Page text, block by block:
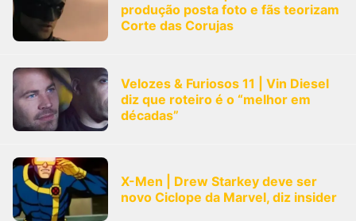
produção posta foto e fãs teorizam
Corte das Corujas
Velozes & Furiosos 11 | Vin Diesel
diz que roteiro é o “melhor em
décadas”
X-Men | Drew Starkey deve ser
novo Ciclope da Marvel, diz insider